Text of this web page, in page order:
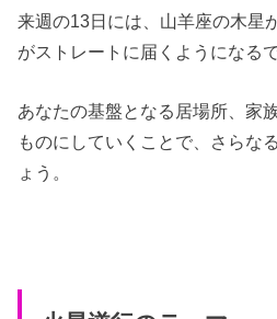
来週の13日には、山羊座の木星
がストレートに届くようになる
あなたの基盤となる居場所、家
ものにしていくことで、さらな
ょう。